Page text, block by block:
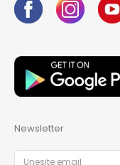
Newsletter